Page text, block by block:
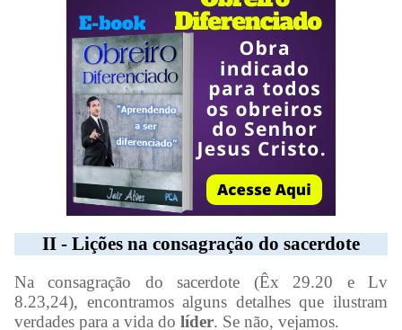
II - Lições na consagração do sacerdote
Na consagração do sacerdote (Êx 29.20 e Lv
8.23,24), encontramos alguns detalhes que ilustram
verdades para a vida do líder. Se não, vejamos.